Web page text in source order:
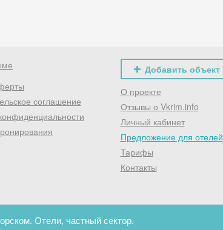
соглашение
Добавить объект
О проекте
Отзывы о Vkrim.info
Личный кабинет
Предложение для отелей
Тарифы
Контакты
Отели, частный сектор.